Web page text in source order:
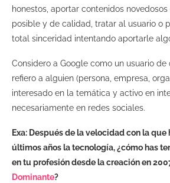
honestos, aportar contenidos
posible y de calidad, tratar al usuario o
total sinceridad intentando aportarle
Considero a Google como un usuario
refiero a alguien (persona, empresa,
interesado en la temática y activo en
necesariamente en redes sociales.
Exa: Después de la velocidad con la que
últimos años la tecnología, ¿cómo has
en tu profesión desde la creación en
Dominante?